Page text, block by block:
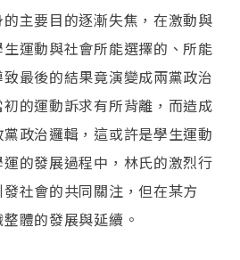
主要目的逐漸失焦，在激動與
運動與社會所能選擇的、所能
最後的結果竟演變成兩黨政治
的運動訴求有所背離，而造成
政治邏輯，這或許是學生運動
的發展過程中，林氏的激烈行
社會的共同關注，但在某方
體的發展與延續。